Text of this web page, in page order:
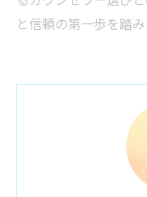
と信頼の第一歩を踏